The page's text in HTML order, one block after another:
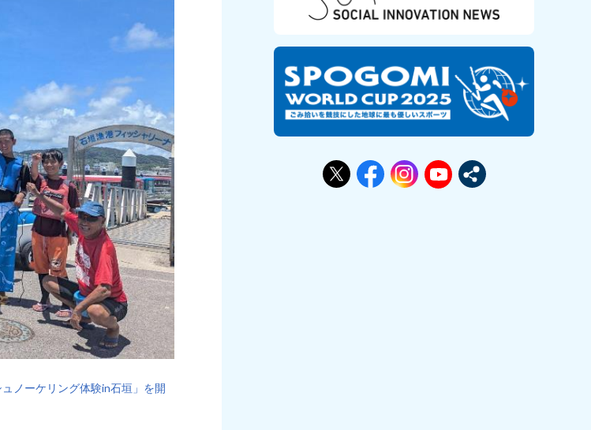
ノーケリング体験in石垣」を開